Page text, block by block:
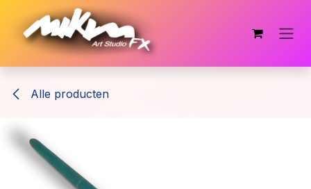
Overslaan naar inhoud
Alle producten